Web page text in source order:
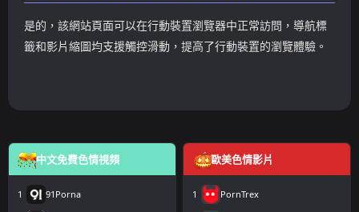
是的，該網站頁面可以在行動裝置瀏覽器中正常訪問，導航標
籤和影片縮圖均支援觸控滑動，提高了行動裝置的瀏覽體驗。
中文免費色情視頻
1 91Porna
歐美色情影片
1 PornTrex